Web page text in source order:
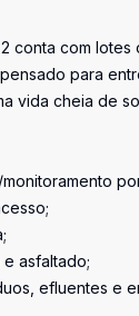
conta com
para
vida cheia de
asfaltado;
efluentes e